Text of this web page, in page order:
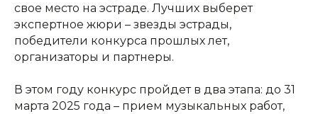
свое место на эстраде. Лучших выберет
экспертное жюри – звезды эстрады,
победители конкурса прошлых лет,
организаторы и партнеры.
В этом году конкурс пройдет в два этапа: до 31
марта 2025 года – прием музыкальных работ,
КОНТАКТЫ:
+7 (812) 762-07-99
pmc-petrograd@mail.ru